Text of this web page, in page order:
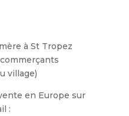
à St Tropez
village)
en Europe sur
: